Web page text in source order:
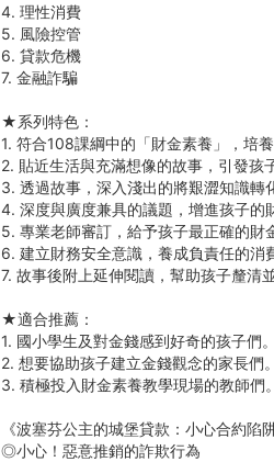
4. 理性消費
5. 風險控管
6. 貸款危機
7. 金融詐騙
★系列特色：
1. 符合108課綱中的「財金素養」，培
2. 貼近生活與充滿想像的故事，引發孩
3. 透過故事，深入淺出的將艱澀知識轉
4. 深度與廣度兼具的議題，增進孩子的
5. 專業老師審訂，給予孩子最正確的財
6. 建立財務安全意識，養成負責任的消
7. 故事後附上延伸閱讀，幫助孩子釐清
★適合推薦：
1. 國小學生及對金錢感到好奇的孩子們
2. 想要協助孩子建立金錢觀念的家長們
3. 積極投入財金素養教學現場的教師們
《波塞芬公主的城堡貸款：小心合約陷
◎小心！惡意推銷的詐欺行為